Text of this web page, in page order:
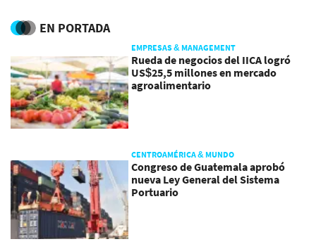
EN PORTADA
EMPRESAS & MANAGEMENT
Rueda de negocios del IICA logró
US$25,5 millones en mercado
agroalimentario
CENTROAMÉRICA & MUNDO
Congreso de Guatemala aprobó
nueva Ley General del Sistema
Portuario